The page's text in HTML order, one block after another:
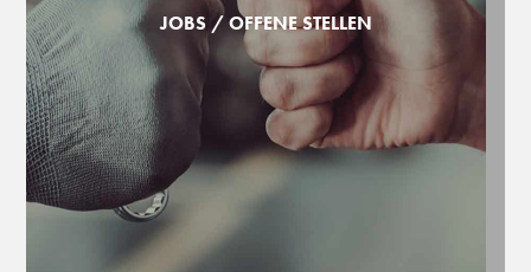
JOBS / OFFENE STELLEN